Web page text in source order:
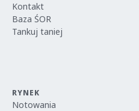
Kontakt
Baza ŚOR
Tankuj taniej
RYNEK
Notowania